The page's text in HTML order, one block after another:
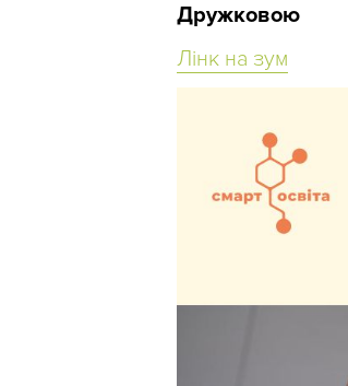
Дружковою
Лінк на зум